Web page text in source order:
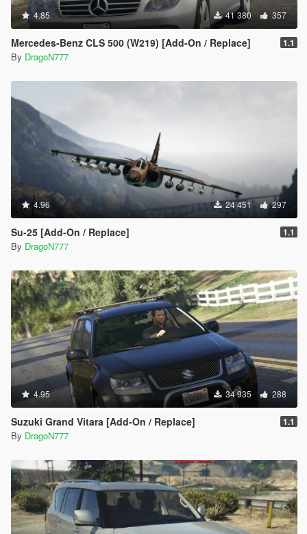
4.85 41 380 357
Mercedes-Benz CLS 500 (W219) [Add-On / Replace] 1.1
By DragoN777
4.96 24 451 297
Su-25 [Add-On / Replace] 1.1
By DragoN777
4.95 34 935 288
Suzuki Grand Vitara [Add-On / Replace] 1.1
By DragoN777